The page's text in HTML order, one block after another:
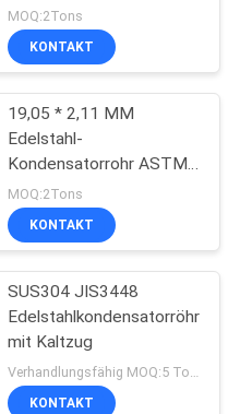
Kondensator-Rohr-UNS
S31500
MOQ:2Tons
KONTAKT
19,05 * 2,11 MM
Edelstahl-
Kondensatorrohr ASTM
A249 316 316L
MOQ:2Tons
KONTAKT
SUS304 JIS3448
Edelstahlkondensatorröhre
mit Kaltzug
KONTAKT